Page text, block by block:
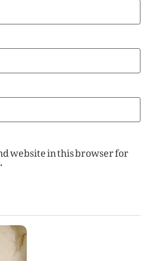
website in this browser for